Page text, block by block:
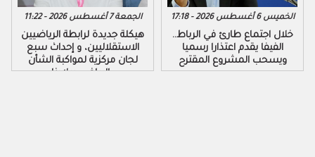
الجمعة 7 أغسطس 2026 - 11:22
هيكلة جديدة لرابطة الرياضيين
الاستقلاليين، و إحداث سبع
لجان مركزية لمواكبة الشأن
الرياضي ببلادنا..
الخميس 6 أغسطس 2026 - 17:18
خلال اجتماع طارئ في الرباط..
الفيفا يقدم اعتذارا رسميا
ويسحب المشروع المقترح